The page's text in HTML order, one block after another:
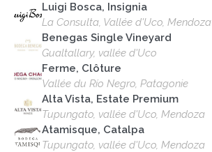
Luigi Bosca, Insignia
La Consulta, Vallée d'Uco, Mendoza
Benegas Single Vineyard
Gualtallary, vallée d'Uco
Ferme, Clôture
Vallée du Río Negro, Patagonie
Alta Vista, Estate Premium
Tupungato, vallée d'Uco, Mendoza
Atamisque, Catalpa
Tupungato, vallée d'Uco, Mendoza